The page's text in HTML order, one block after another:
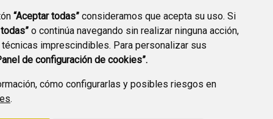
“Aceptar todas” consideramos que acepta su uso. Si
o continúa navegando sin realizar ninguna acción,
imprescindibles. Para personalizar sus
de configuración de cookies”.
cómo configurarlas y posibles riesgos en
.
PREGUNTAS
FRECUENTES
PLAN DE ACCIÓN LOCAL
2030